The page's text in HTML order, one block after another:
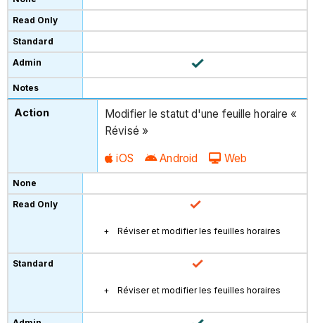
Modifier le statut d'une feuille horaire «
Révisé »
iOS Android Web
Réviser et modifier les feuilles horaires
Réviser et modifier les feuilles horaires